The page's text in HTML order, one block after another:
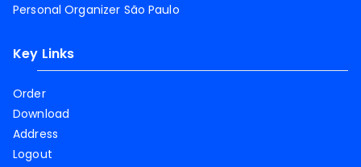
Personal Organizer São Paulo
Key Links
Order
Download
Address
Logout